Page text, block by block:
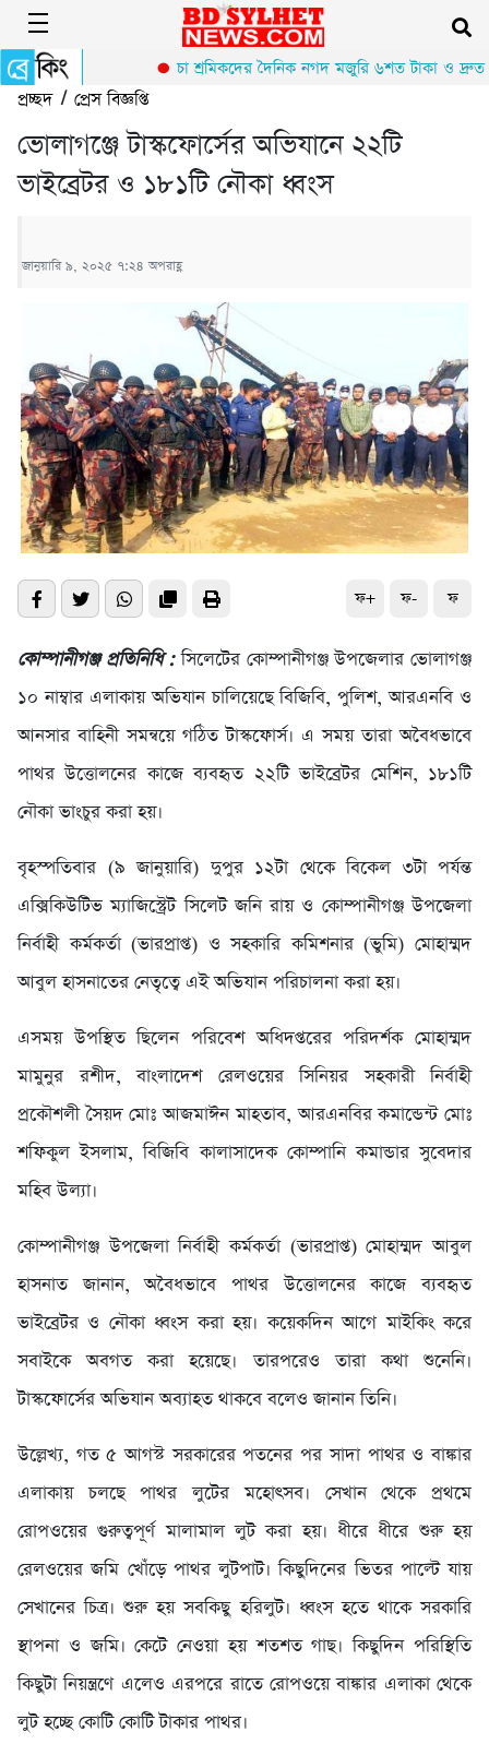
চা শ্রমিকদের দৈনিক নগদ মজুরি ৬শত টাকা ও দ্রুত
প্রচ্ছদ/ প্রেস বিজ্ঞপ্তি
ভোলাগঞ্জে টাস্কফোর্সের অভিযানে ২২টি
ভাইব্রেটর ও ১৮১টি নৌকা ধ্বংস
জানুয়ারি ৯, ২০২৫ ৭:২৪ অপরাহ্ণ
ফ+ ফ- ফ
কোম্পানীগঞ্জ প্রতিনিধি :সিলেটের কোম্পানীগঞ্জ উপজেলার ভোলাগঞ্জ
১০ নাম্বার এলাকায় অভিযান চালিয়েছে বিজিবি, পুলিশ, আরএনবি ও
আনসার বাহিনী সমন্বয়ে গঠিত টাস্কফোর্স। এ সময় তারা অবৈধভাবে
পাথর উত্তোলনের কাজে ব্যবহৃত ২২টি ভাইব্রেটর মেশিন, ১৮১টি
নৌকা ভাংচুর করা হয়।
বৃহস্পতিবার (৯ জানুয়ারি) দুপুর ১২টা থেকে বিকেল ৩টা পর্যন্ত
এক্সিকিউটিভ ম্যাজিস্ট্রেট সিলেট জনি রায় ও কোম্পানীগঞ্জ উপজেলা
নির্বাহী কর্মকর্তা (ভারপ্রাপ্ত) ও সহকারি কমিশনার (ভুমি) মোহাম্মদ
আবুল হাসনাতের নেতৃত্বে এই অভিযান পরিচালনা করা হয়।
এসময় উপস্থিত ছিলেন পরিবেশ অধিদপ্তরের পরিদর্শক মোহাম্মদ
মামুনুর রশীদ, বাংলাদেশ রেলওয়ের সিনিয়র সহকারী নির্বাহী
প্রকৌশলী সৈয়দ মোঃ আজমাঈন মাহতাব, আরএনবির কমান্ডেন্ট মোঃ
শফিকুল ইসলাম, বিজিবি কালাসাদেক কোম্পানি কমান্ডার সুবেদার
মহিব উল্যা।
কোম্পানীগঞ্জ উপজেলা নির্বাহী কর্মকর্তা (ভারপ্রাপ্ত) মোহাম্মদ আবুল
হাসনাত জানান, অবৈধভাবে পাথর উত্তোলনের কাজে ব্যবহৃত
ভাইব্রেটর ও নৌকা ধ্বংস করা হয়। কয়েকদিন আগে মাইকিং করে
সবাইকে অবগত করা হয়েছে। তারপরেও তারা কথা শুনেনি।
টাস্কফোর্সের অভিযান অব্যাহত থাকবে বলেও জানান তিনি।
উল্লেখ্য, গত ৫ আগস্ট সরকারের পতনের পর সাদা পাথর ও বাঙ্কার
এলাকায় চলছে পাথর লুটের মহোৎসব। সেখান থেকে প্রথমে
রোপওয়ের গুরুত্বপূর্ণ মালামাল লুট করা হয়। ধীরে ধীরে শুরু হয়
রেলওয়ের জমি খোঁড়ে পাথর লুটপাট। কিছুদিনের ভিতর পাল্টে যায়
সেখানের চিত্র। শুরু হয় সবকিছু হরিলুট। ধ্বংস হতে থাকে সরকারি
স্থাপনা ও জমি। কেটে নেওয়া হয় শতশত গাছ। কিছুদিন পরিস্থিতি
কিছুটা নিয়ন্ত্রণে এলেও এরপরে রাতে রোপওয়ে বাঙ্কার এলাকা থেকে
লুট হচ্ছে কোটি কোটি টাকার পাথর।